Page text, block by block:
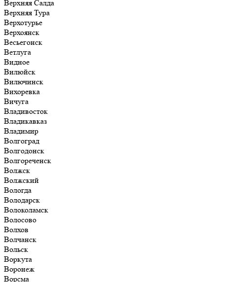
Верхняя Салда
Верхняя Тура
Верхотурье
Верхоянск
Весьегонск
Ветлуга
Видное
Вилюйск
Вилючинск
Вихоревка
Вичуга
Владивосток
Владикавказ
Владимир
Волгоград
Волгодонск
Волгореченск
Волжск
Волжский
Вологда
Володарск
Волоколамск
Волосово
Волхов
Волчанск
Вольск
Воркута
Воронеж
Ворсма